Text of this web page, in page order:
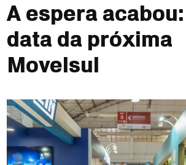
A espera
data da próxima
Movelsul